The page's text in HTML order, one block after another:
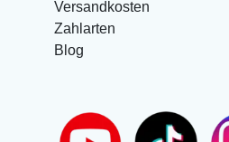
Versandkosten
Zahlarten
Blog